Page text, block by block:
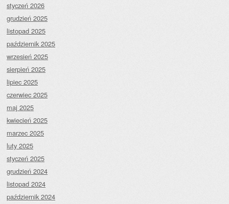
styczeń 2026
grudzień 2025
listopad 2025
październik 2025
wrzesień 2025
sierpień 2025
lipiec 2025
czerwiec 2025
maj 2025
kwiecień 2025
marzec 2025
luty 2025
styczeń 2025
grudzień 2024
listopad 2024
październik 2024